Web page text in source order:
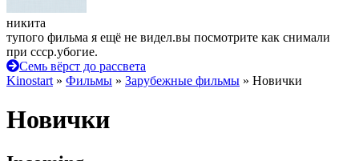
никита
тупого фильма я ещё не видел.вы посмотрите как снимали
при ссср.убогие.
Семь вёрст до рассвета
Kinostart » Фильмы » Зарубежные фильмы » Новички
Новички